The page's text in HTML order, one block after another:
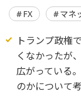
FX マネ
トランプ政権
くなかったが
広がっている
のかについて